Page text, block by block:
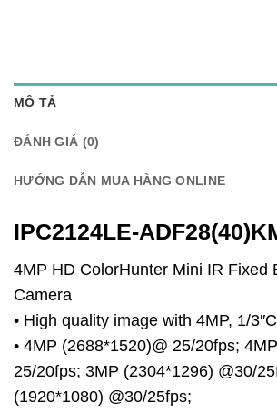
MÔ TẢ
ĐÁNH GIÁ (0)
HƯỚNG DẪN MUA HÀNG ONLINE
IPC2124LE-
4MP HD ColorHunter Mini IR Fixed
Camera
• High quality image with 4MP, 1/
• 4MP (2688*1520)@ 25/20fps;
25/20fps; 3MP (2304*1296) @30/
(1920*1080) @30/25fps;